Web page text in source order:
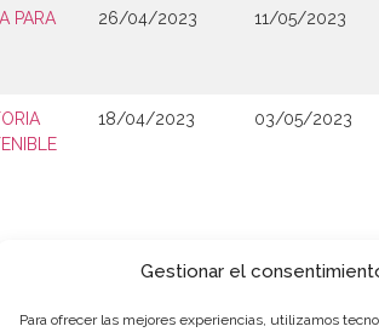
Gestionar el
Para ofrecer las mejores experiencias, utilizamos
PARA
26/04/2023 11/05/2023
18/04/2023 03/05/2023